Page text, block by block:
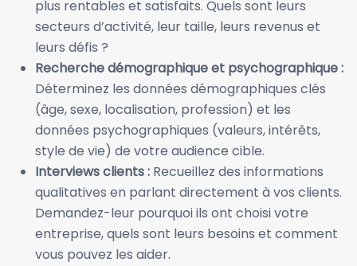
plus rentables et satisfaits. Quels sont leurs
secteurs d’activité, leur taille, leurs revenus et
leurs défis ?
Recherche démographique et psychographique :
Déterminez les données démographiques clés
(âge, sexe, localisation, profession) et les
données psychographiques (valeurs, intérêts,
style de vie) de votre audience cible.
Interviews clients : Recueillez des informations
qualitatives en parlant directement à vos clients.
Demandez-leur pourquoi ils ont choisi votre
entreprise, quels sont leurs besoins et comment
vous pouvez les aider.